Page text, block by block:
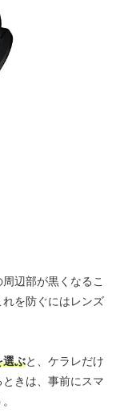
辺部が黒くなるこ
を防ぐにはレンズ
選ぶと、ケラレだけ
きは、事前にスマ